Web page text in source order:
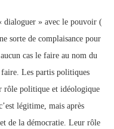
dialoguer » avec le pouvoir (
sorte de complaisance pour
cas le faire au nom du
Les partis politiques
rôle politique et idéologique
légitime, mais après
de la démocratie. Leur rôle